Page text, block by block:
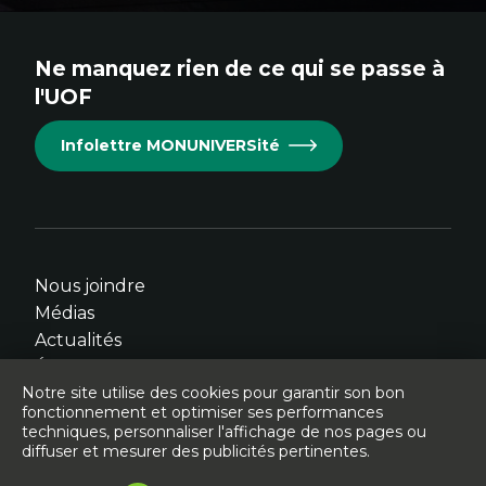
Cet
s'ouvrira
dans
fenêtre.
Cet
s'ouvrira
dans
fenêtre.
Cet
s'ouvrira
dans
fenêtre.
Cet
s'ouvrira
dans
fenêtre.
Cet
s'ouvrira
dans
fenêtre.
Ne manquez rien de ce qui se passe à
l'UOF
Infolettre MONUNIVERSité
Nous joindre
Médias
Actualités
© Université de l'Ontario français - 2026
Notre site utilise des cookies pour garantir son bon
fonctionnement et optimiser ses performances
techniques, personnaliser l'affichage de nos pages ou
diffuser et mesurer des publicités pertinentes.